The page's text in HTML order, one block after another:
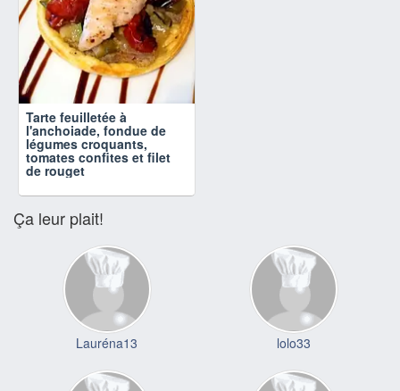
Tarte feuilletée à
l'anchoiade, fondue de
légumes croquants,
tomates confites et filet
de rouget
Ça leur plait!
Lauréna13 lolo33